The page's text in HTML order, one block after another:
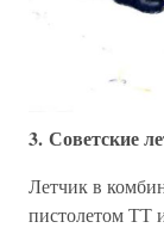
3. Советские
Летчик в
пистолетом ТТ